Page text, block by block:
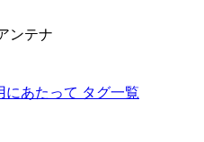
ンテナ
にあたって タグ一覧